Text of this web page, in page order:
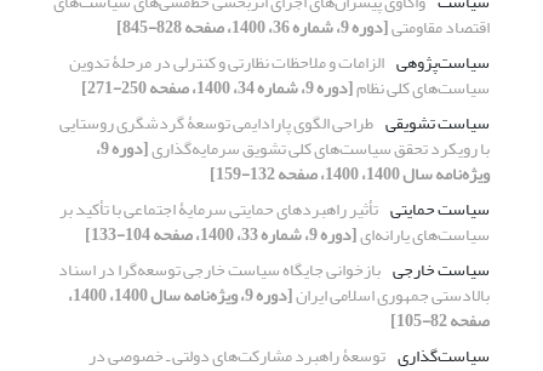
اقتصاد مقاومتی[دوره 9، شماره 36، 1400، صفحه 828-845]
سیاست‌پژوهی الزامات و ملاحظات نظارتی و کنترلی در مرحلۀ تدوین
سیاست‌های کلی نظام[دوره 9، شماره 34، 1400، صفحه 250-271]
سیاست تشویقی طراحی الگوی پارادایمی توسعۀ گردشگری روستایی
با رویکرد تحقق سیاست‌های کلی تشویق سرمایه‌گذاری [دوره 9،
ویژه‌نامه سال 1400، 1400، صفحه 132-159]
سیاست حمایتی تأثیر راهبردهای حمایتی سرمایۀ اجتماعی با تأکید بر
سیاست‌های یارانه‌ای[دوره 9، شماره 33، 1400، صفحه 104-133]
سیاست خارجی بازخوانی جایگاه سیاست خارجی توسعه‌‌گرا در اسناد
بالادستی جمهوری اسلامی ایران [دوره 9، ویژه‌نامه سال 1400، 1400،
صفحه 82-105]
سیاست‌گذاری توسعۀ راهبرد مشارکت‌های دولتی ـ خصوصی در